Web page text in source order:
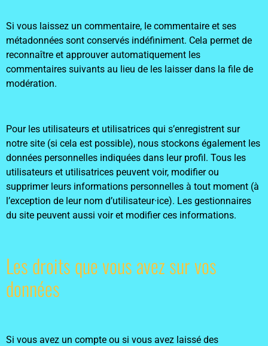
Si vous laissez un commentaire, le commentaire et ses
métadonnées sont conservés indéfiniment. Cela permet de
reconnaître et approuver automatiquement les
commentaires suivants au lieu de les laisser dans la file de
modération.
Pour les utilisateurs et utilisatrices qui s’enregistrent sur
notre site (si cela est possible), nous stockons également les
données personnelles indiquées dans leur profil. Tous les
utilisateurs et utilisatrices peuvent voir, modifier ou
supprimer leurs informations personnelles à tout moment (à
l’exception de leur nom d’utilisateur·ice). Les gestionnaires
du site peuvent aussi voir et modifier ces informations.
Les droits que vous avez sur vos
données
Si vous avez un compte ou si vous avez laissé des